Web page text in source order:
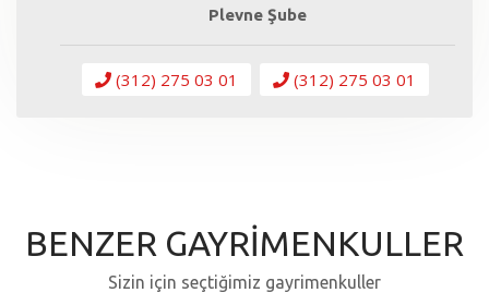
Plevne Şube
(312) 275 03 01 (312) 275 03 01
BENZER GAYRİMENKULLER
Sizin için seçtiğimiz gayrimenkuller